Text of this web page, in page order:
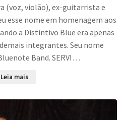
(voz, violão), ex-guitarrista e
esse nome em homenagem aos
a Distintivo Blue era apenas
integrantes. Seu nome
Band. SERVI…
Leia mais